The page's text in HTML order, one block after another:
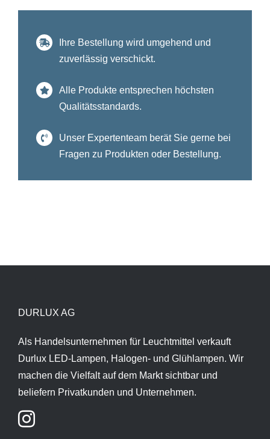
Ihre Bestellung wird umgehend und
zuverlässig verschickt.
Alle Produkte entsprechen höchsten
Qualitätsstandards.
Unser Expertenteam berät Sie gerne bei
Fragen zu Produkten oder Bestellung.
DURLUX AG
Als Handelsunternehmen für Leuchtmittel verkauft
Durlux LED-Lampen, Halogen- und Glühlampen. Wir
machen die Vielfalt auf dem Markt sichtbar und
beliefern Privatkunden und Unternehmen.